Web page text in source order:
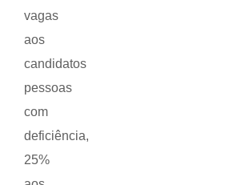
vagas
aos
candidatos
pessoas
com
deficiência,
25%